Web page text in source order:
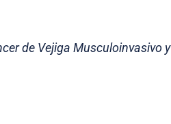
de Vejiga Musculoinvasivo y